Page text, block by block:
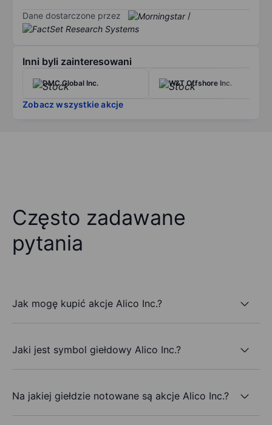
Dane dostarczone przez /
Inni byli zainteresowani
DMC Global Inc. W&T Offshore Inc.
Zobacz wszystkie akcje
Często zadawane
pytania
Jak mogę kupić akcje Alico Inc.?
Jaki jest symbol giełdowy Alico Inc.?
Na jakiej giełdzie notowane są akcje Alico Inc.?